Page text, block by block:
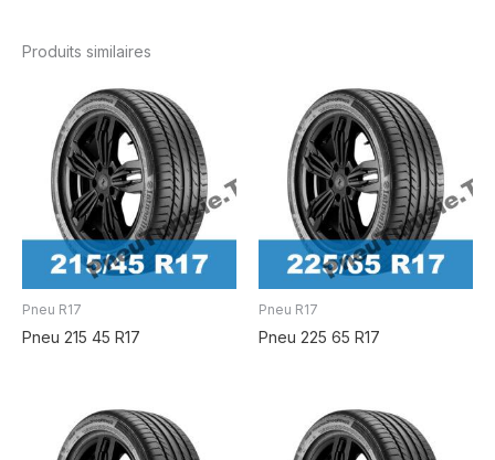
Produits similaires
Pneu R17
Pneu 215 45 R17
Pneu R17
Pneu 225 65 R17